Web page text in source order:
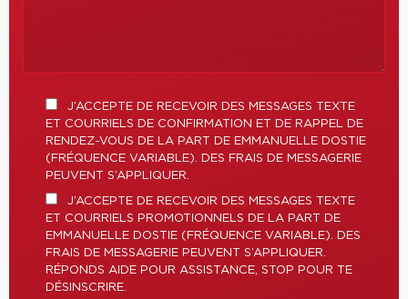
J’ACCEPTE DE RECEVOIR DES MESSAGES TEXTE
ET COURRIELS DE CONFIRMATION ET DE RAPPEL DE
RENDEZ-VOUS DE LA PART DE EMMANUELLE DOSTIE
(FRÉQUENCE VARIABLE). DES FRAIS DE MESSAGERIE
PEUVENT S’APPLIQUER.
J’ACCEPTE DE RECEVOIR DES MESSAGES TEXTE
ET COURRIELS PROMOTIONNELS DE LA PART DE
EMMANUELLE DOSTIE (FRÉQUENCE VARIABLE). DES
FRAIS DE MESSAGERIE PEUVENT S’APPLIQUER.
RÉPONDS AIDE POUR ASSISTANCE, STOP POUR TE
DÉSINSCRIRE.